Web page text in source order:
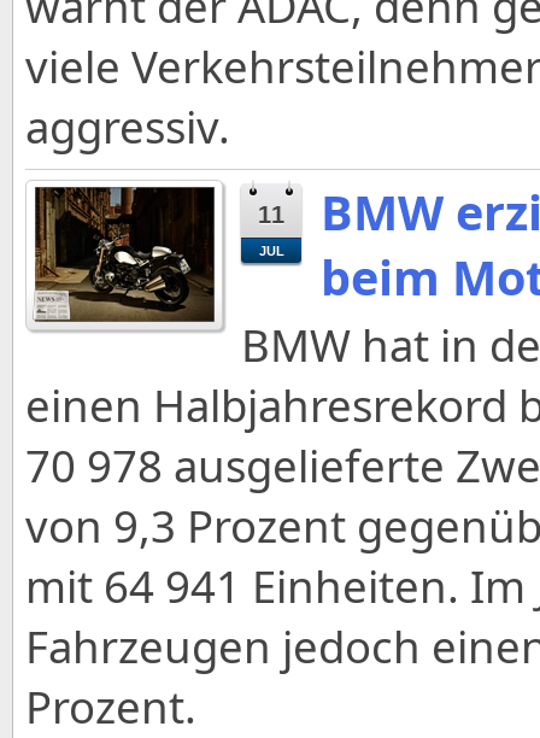
viele
aggressiv.
11
JUL
BMW
beim
BMW hat in
einen Halbjahresrekord
70 978 ausgelieferte
von 9,3 Prozent
mit 64 941 Einheiten. Im
Fahrzeugen jedoch
Prozent.